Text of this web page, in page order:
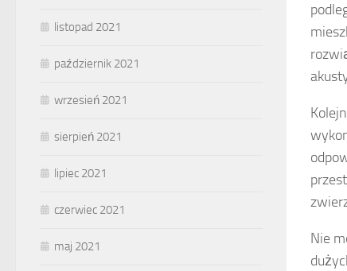
Nie
listopad 2021
październik 2021
wrzesień 2021
sierpień 2021
lipiec 2021
czerwiec 2021
maj 2021